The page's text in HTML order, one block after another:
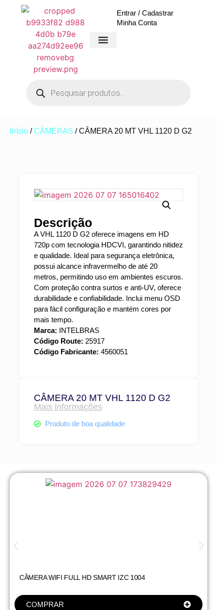
Entrar / Cadastrar
Minha Conta
Início /CÂMERAS / CÂMERA 20 MT VHL 1120 D G2
Descrição
A VHL 1120 D G2 oferece imagens em HD
720p com tecnologia HDCVI, garantindo nitidez
e qualidade. Ideal para segurança eletrônica,
possui alcance infravermelho de até 20
metros, permitindo uso em ambientes escuros.
Com proteção contra surtos e anti-UV, oferece
durabilidade e confiabilidade. Inclui menu OSD
para fácil configuração e mantém cores por
mais tempo.
Marca: INTELBRAS
Código Route: 25917
Código Fabricante: 4560051
CÂMERA 20 MT VHL 1120 D G2
Mais informações
Produto de boa qualidade
CÂMERA WIFI FULL HD SMART IZC 1004
COMPRAR